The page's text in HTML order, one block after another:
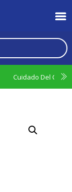
Cuidado Del